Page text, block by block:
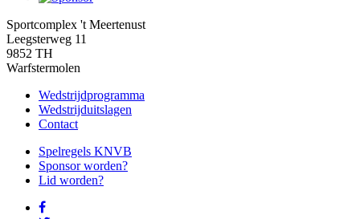
Sportcomplex 't Meertenust
Leegsterweg 11
9852 TH
Warfstermolen
Wedstrijdprogramma
Wedstrijduitslagen
Contact
Spelregels KNVB
Sponsor worden?
Lid worden?